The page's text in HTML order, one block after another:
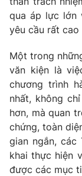
qua áp lực lớn
yêu cầu rất
Một trong
văn kiện là
chương trình
nhất, không
hơn, mà quan
chứng, toàn
gian ngắn,
khai thực hiện
được các mục